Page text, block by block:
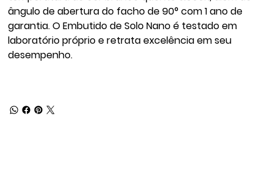
ângulo de abertura do facho de 90° com 1 ano de
garantia. O Embutido de Solo Nano é testado em
laboratório próprio e retrata excelência em seu
desempenho.